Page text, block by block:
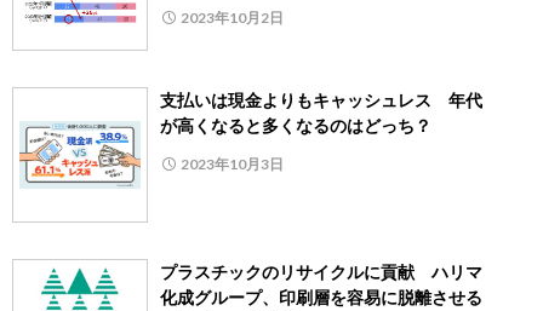
2023年10月2日
支払いは現金よりもキャッシュレス 年代
が高くなると多くなるのはどっち？
2023年10月3日
プラスチックのリサイクルに貢献 ハリマ
化成グループ、印刷層を容易に脱離させる